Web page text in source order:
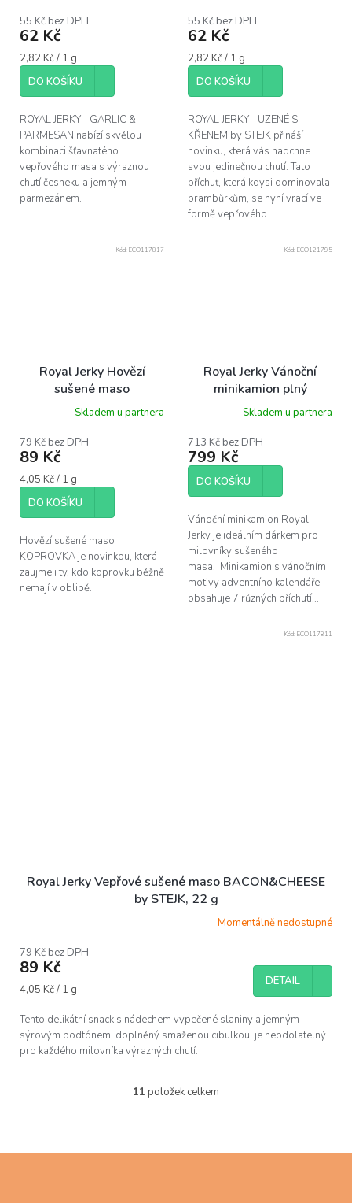
55 Kč bez DPH
62 Kč
Měrná
cena:
2,82 Kč / 1 g
DO KOŠÍKU
ROYAL JERKY - GARLIC &
PARMESAN nabízí skvělou
kombinaci šťavnatého
vepřového masa s výraznou
chutí česneku a jemným
parmezánem.
55 Kč bez DPH
62 Kč
Měrná
cena:
2,82 Kč / 1 g
DO KOŠÍKU
ROYAL JERKY - UZENÉ S
KŘENEM by STEJK přináší
novinku, která vás nadchne
svou jedinečnou chutí. Tato
příchuť, která kdysi dominovala
brambůrkům, se nyní vrací ve
formě vepřového...
Royal Jerky Hovězí
sušené maso
KOPROVKA, 22 g
Skladem u partnera
79 Kč bez DPH
89 Kč
Měrná
cena:
4,05 Kč / 1 g
DO KOŠÍKU
Hovězí sušené maso
KOPROVKA je novinkou, která
zaujme i ty, kdo koprovku běžně
nemají v oblibě.
Kód: ECO117817
Royal Jerky Vánoční
minikamion plný
sušeného masa (7x
Skladem u partnera
713 Kč bez DPH
799 Kč
DO KOŠÍKU
Vánoční minikamion Royal
Jerky je ideálním dárkem pro
milovníky sušeného
masa. Minikamion s vánočním
motivy adventního kalendáře
obsahuje 7 různých příchutí...
Kód: ECO121795
Royal Jerky Vepřové sušené maso BACON&CHEESE
by STEJK, 22 g
Momentálně nedostupné
79 Kč bez DPH
89 Kč
Měrná
4,05 Kč / 1 g
DETAIL
Tento delikátní snack s nádechem vypečené slaniny a jemným
sýrovým podtónem, doplněný smaženou cibulkou, je neodolatelný
pro každého milovníka výrazných chutí.
Kód: ECO117811
O
d
11 položek celkem